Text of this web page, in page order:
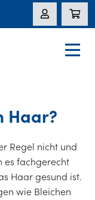
Haar?
Regel nicht und
es fachgerecht
Haar gesund ist.
wie Bleichen